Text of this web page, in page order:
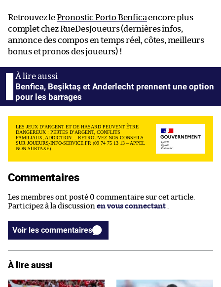
Retrouvez lePronostic Porto Benficaencore plus
complet chez RueDesJoueurs (dernières infos,
annonce des compos en temps réel, côtes, meilleurs
bonus et pronos des joueurs) !
Benfica, Beşiktaş et Anderlecht prennent une option
pour les barrages
LES JEUX D’ARGENT ET DE HASARD PEUVENT ÊTRE
DANGEREUX : PERTES D’ARGENT, CONFLITS
FAMILIAUX, ADDICTION… RETROUVEZ NOS CONSEILS
SUR JOUEURS-INFO-SERVICE.FR (09 74 75 13 13 – APPEL
NON SURTAXÉ)
Commentaires
Les membres ont posté 0 commentaire sur cet article.
Participez à la discussion en vous connectant .
Voir les commentaires
À lire aussi